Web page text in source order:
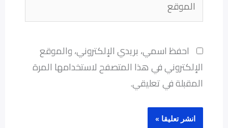
احفظ اسمي، بريدي الإلكتروني، والموقع
الإلكتروني في هذا المتصفح لاستخدامها المرة
المقبلة في تعليقي.